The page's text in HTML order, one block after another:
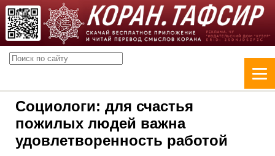
Социологи: для счастья
пожилых людей важна
удовлетворенность работой